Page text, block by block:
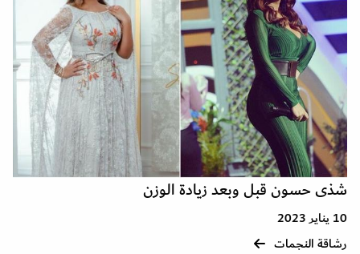
شذى حسون قبل وبعد زيادة الوزن
10 يناير 2023
رشاقة النجمات